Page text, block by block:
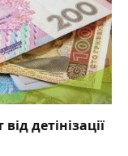
детінізації